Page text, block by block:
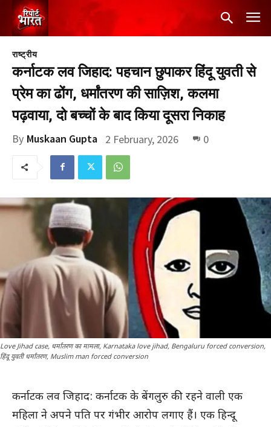
राष्ट्रीय
कर्नाटक लव जिहाद: पहचान छुपाकर हिंदू युवती से
प्रेम का ढोंग, धर्मांतरण की साज़िश, कलमा
पढ़वाया, दो बच्चों के बाद किया दूसरा निकाह
By Muskaan Gupta 2 February, 2026 0
Love Jihad case, धर्मांतरण का मामला, Karnataka love jihad, Bengaluru forced conversion,
हिंदू युवती धर्मांतरण, Muslim man forced conversion
कर्नाटक लव जिहाद: कर्नाटक के बेंगलुरु की रहने वाली एक
महिला ने अपने पति पर गंभीर आरोप लगाए हैं। एक हिन्दू